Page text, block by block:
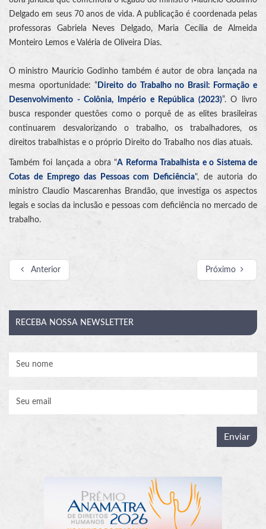
Delgado em seus 70 anos de vida. A publicação é coordenada pelas
professoras Gabriela Neves Delgado, Maria Cecília de Almeida
Monteiro Lemos e Valéria de Oliveira Dias.
O ministro Maurício Godinho também é autor de obra lançada na
mesma oportunidade: “ Direito do Trabalho no Brasil: Formação e
Desenvolvimento - Colônia, Império e República (2023)”. O livro
busca responder questões como o porquê de as elites brasileiras
continuarem desvalorizando o trabalho, os trabalhadores, os
direitos trabalhistas e o próprio Direito do Trabalho nos dias atuais.
Também foi lançada a obra "A Reforma Trabalhista e o Sistema de
Cotas de Emprego das Pessoas com Deficiência", de autoria do
ministro Claudio Mascarenhas Brandão, que investiga os aspectos
legais e socias da inclusão e pessoas com deficiência no mercado de
trabalho.
Anterior Próximo
RECEBA NOSSA NEWSLETTER